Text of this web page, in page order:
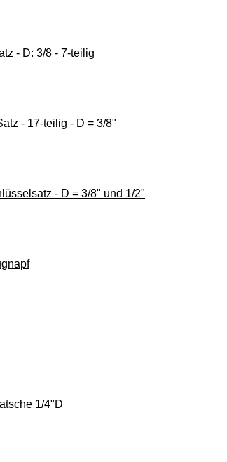
- D: 3/8 - 7-teilig
- 17-teilig - D = 3/8"
- D = 3/8" und 1/2"
1/4"D